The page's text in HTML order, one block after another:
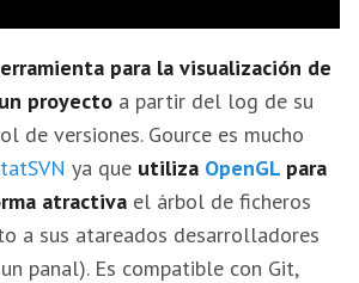
para la visualización de
proyecto a partir del log de su
de versiones. Gource es mucho
ya que utiliza OpenGL para
atractiva el árbol de ficheros
a sus atareados desarrolladores
panal). Es compatible con Git,